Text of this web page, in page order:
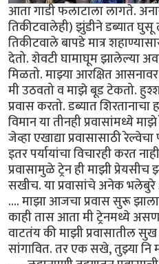
आता गाडी फलाटाला लागते.
तिकीटवालेही) झुंडीने डब्यात घुसू
तिकीटवाले बापडे मात्र
देतो. शेवटी घामाघूम झालेल्या
मिळतो. माझ्या आरक्षित
मी उठवतो व माझे बूड टेकतो. हुश्श
प्रवास करतो. डब्यात
विमान या तीनही प्रवासांमध्ये
जेव्हा एखाद्या प्रवासासाठी
इतर पर्यायांचा विचारही करत
प्रवासामुळे ट्रेन ही माझी
सखीच. या प्रवासांचे अनेक
.... माझा आजचा प्रवास सुरू
काही तास आता मी ट्रेनमध्ये
वाटतंय की माझी प्रवासातील
सांगावित. तर एक सखे, तुझ्या नि